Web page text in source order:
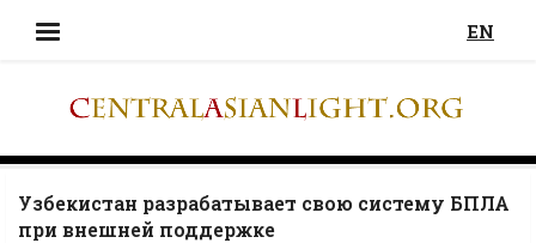
EN
Узбекистан разрабатывает свою систему БПЛА
при внешней поддержке